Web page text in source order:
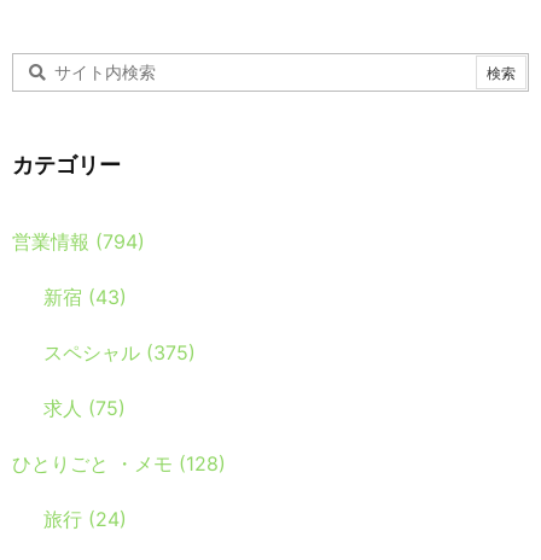
カテゴリー
営業情報 (794)
新宿 (43)
スペシャル (375)
求人 (75)
ひとりごと ・メモ (128)
旅行 (24)